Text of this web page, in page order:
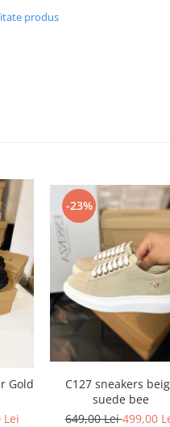
produs
Gold
Lei
-23%
C127 sneakers
suede bee
649,00 Lei499,00